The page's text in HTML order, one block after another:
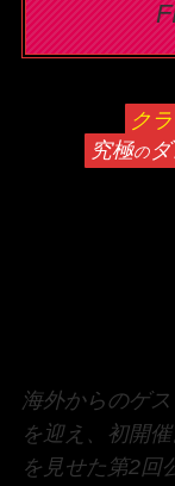
ク
究極のダ
海外からのゲ
を迎え、初開
を見せた第2回